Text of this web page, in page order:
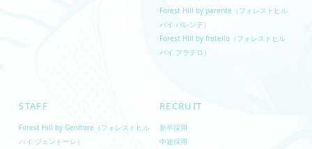
Forest Hill by parente（フォレストヒル
バイ パレンテ）
Forest Hill by fratello（フォレストヒル
バイ フラテロ）
STAFF
Forest Hill by Genitore（フォレストヒル
バイ ジェントーレ）
RECRUIT
新卒採用
中途採用